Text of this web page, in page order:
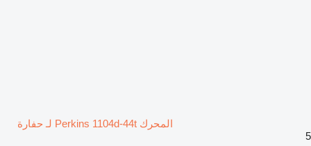
المحرك Perkins 1104d-44t لـ حفارة
5